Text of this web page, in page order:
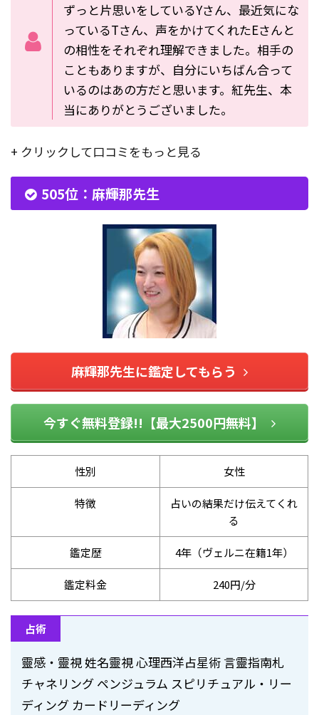
ずっと片思いをしているYさん、最近気にな
っているTさん、声をかけてくれたEさんと
の相性をそれぞれ理解できました。相手の
こともありますが、自分にいちばん合って
いるのはあの方だと思います。紅先生、本
当にありがとうございました。
+ クリックして口コミをもっと見る
505位：麻輝那先生
麻輝那先生に鑑定してもらう
今すぐ無料登録!!【最大2500円無料】
性別 女性
特徴
占いの結果だけ伝えてくれ
る
鑑定歴 4年（ヴェルニ在籍1年）
鑑定料金 240円/分
占術
靈感・靈視 姓名靈視 心理西洋占星術 言靈指南札
チャネリング ペンジュラム スピリチュアル・リー
ディング カードリーディング